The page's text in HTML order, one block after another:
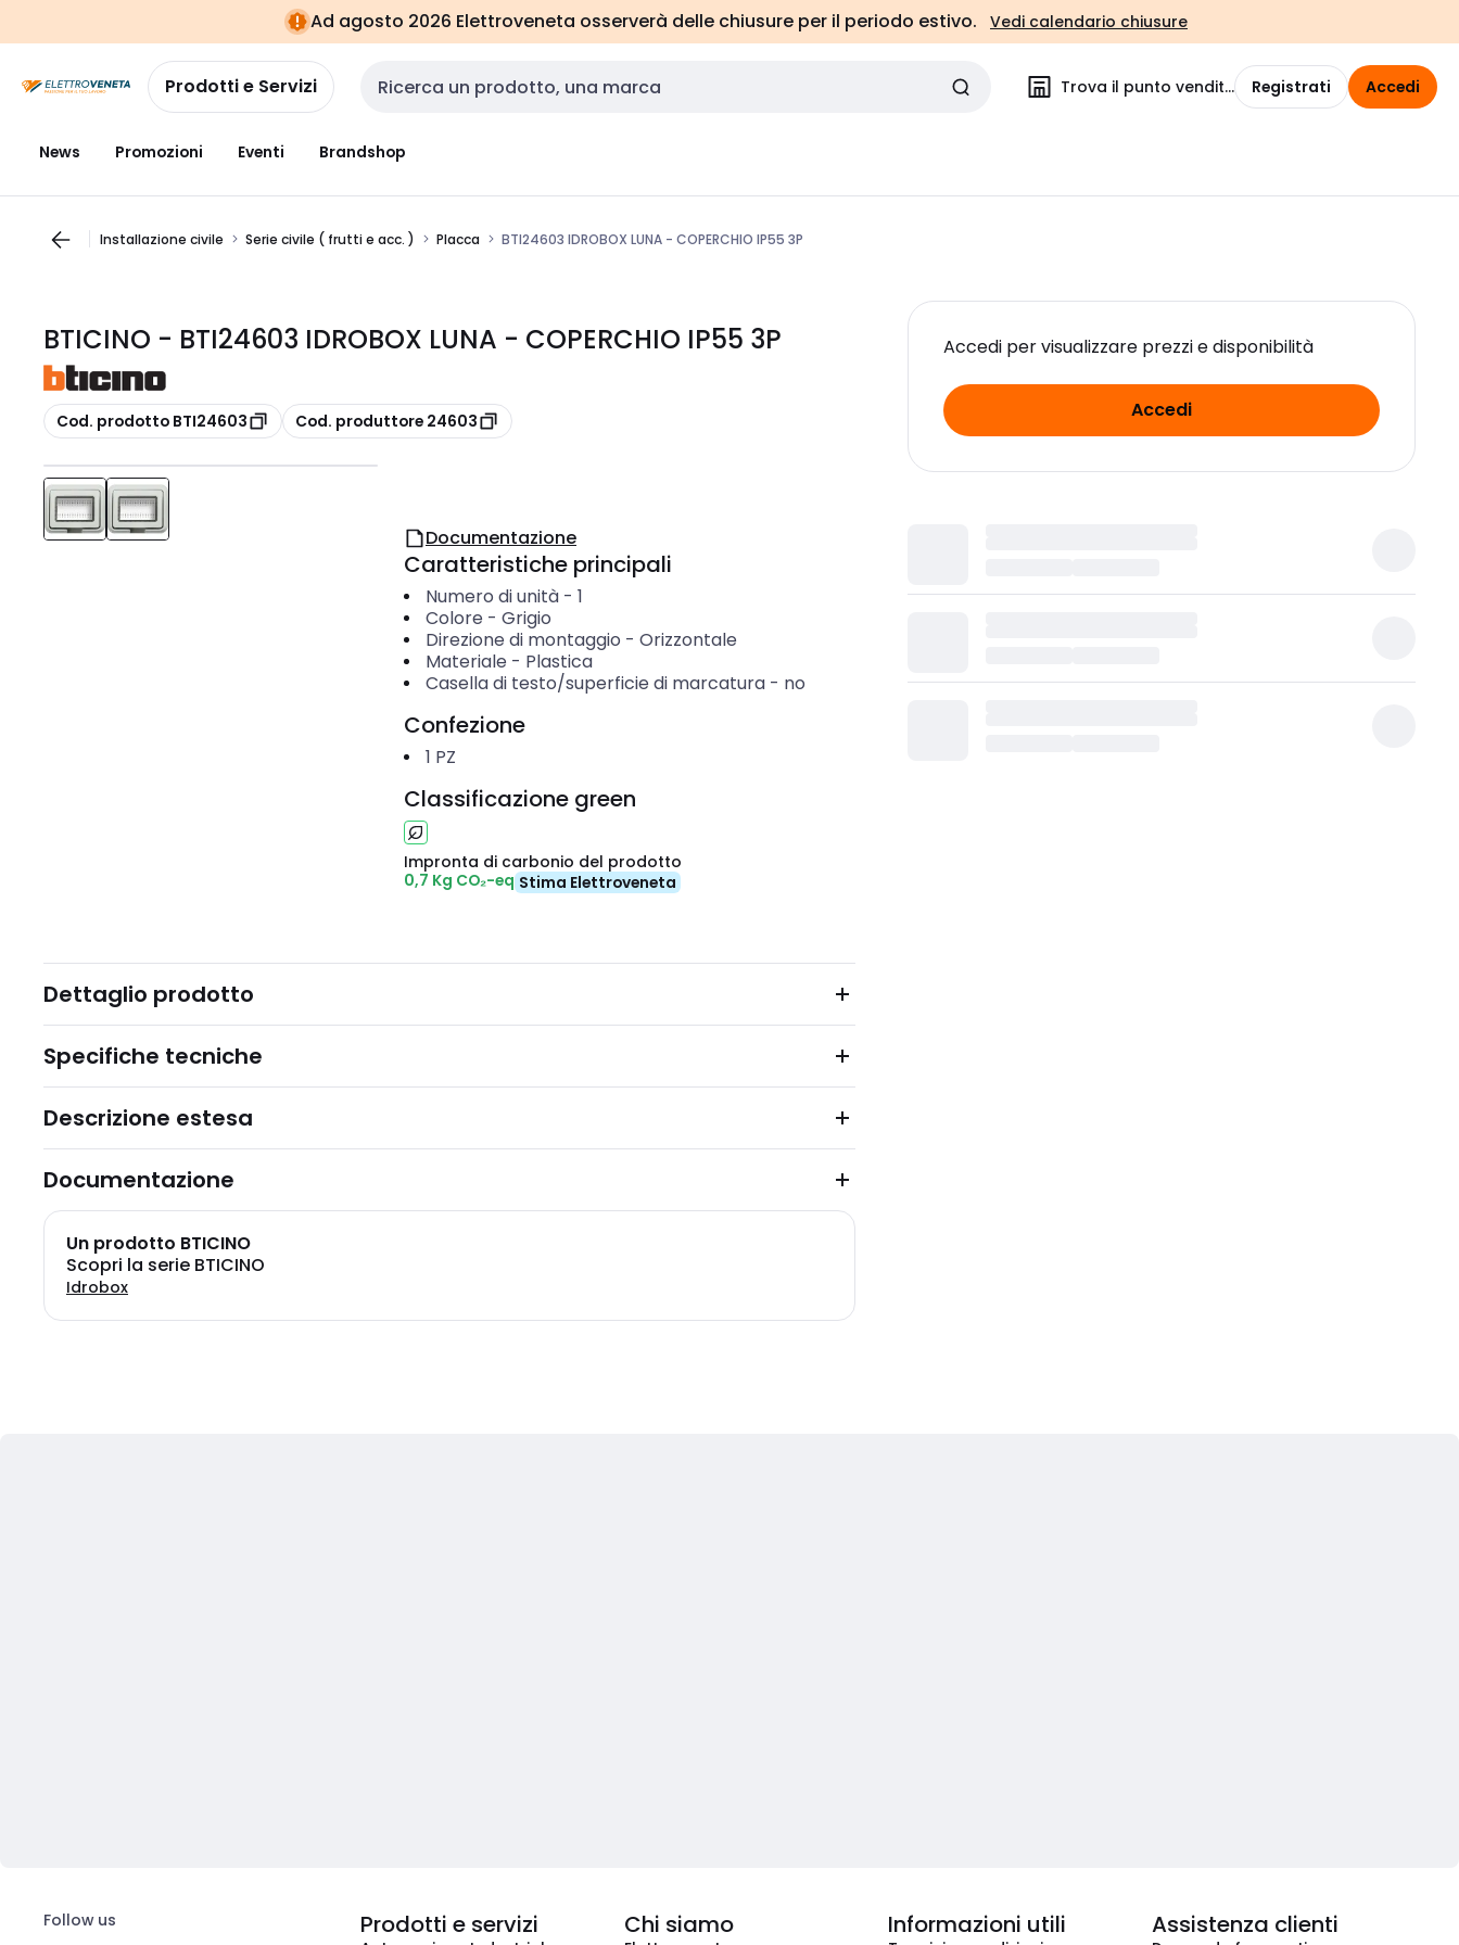
navigazionealla
pagina
Ad agosto 2026 Elettroveneta osserverà delle chiusure per il periodo estivo. Vedi calendario chiusure
Prodotti e Servizi Cerca input Trova il punto vendita Registrati Accedi
News Promozioni Eventi Brandshop
Installazione civile Serie civile ( frutti e acc. ) Placca BTI24603 IDROBOX LUNA - COPERCHIO IP55 3P
BTICINO - BTI24603 IDROBOX LUNA - COPERCHIO IP55 3P
copia
Cod. prodotto BTI24603 copia
Cod. produttore 24603
Accedi per visualizzare prezzi e disponibilità
Accedi
Documentazione
Caratteristiche principali
Numero di unità- 1
Colore - Grigio
Direzione di montaggio - Orizzontale
Materiale - Plastica
Casella di testo/superficie di marcatura- no
Confezione
1 PZ
Classificazione green
Impronta di carbonio del prodotto
0,7 Kg CO₂-eq Stima Elettroveneta
Dettaglio prodotto
Specifiche tecniche
Descrizione estesa
Documentazione
Un prodotto BTICINO
Scopri la serie BTICINO
Idrobox
Follow us Prodotti e servizi Chi siamo Informazioni utili Assistenza clienti